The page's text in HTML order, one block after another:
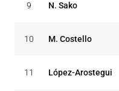
9 N. Sako
10 M. Costello
11 López-Arostegui